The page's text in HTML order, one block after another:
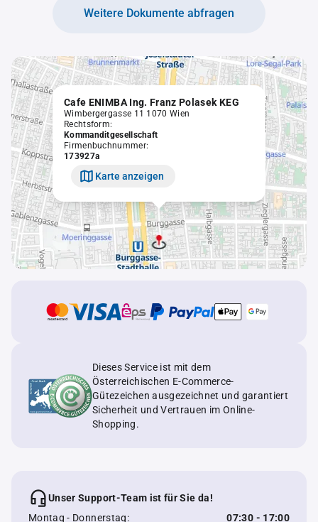
Weitere Dokumente abfragen
Cafe ENIMBA Ing. Franz Polasek KEG
Wimbergergasse 11 1070 Wien
Rechtsform:
Kommanditgesellschaft
Firmenbuchnummer:
173927a
Karte anzeigen
Dieses Service ist mit dem
Österreichischen E-Commerce-
Gütezeichen ausgezeichnet und garantiert
Sicherheit und Vertrauen im Online-
Shopping.
Unser Support-Team ist für Sie da!
Montag - Donnerstag:
07:30 - 17:00